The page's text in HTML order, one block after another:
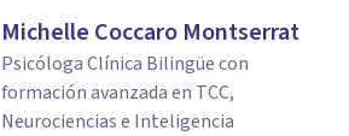
Michelle Coccaro Montserrat
Psicóloga Clínica Bilingüe con
formación avanzada en TCC,
Neurociencias e Inteligencia